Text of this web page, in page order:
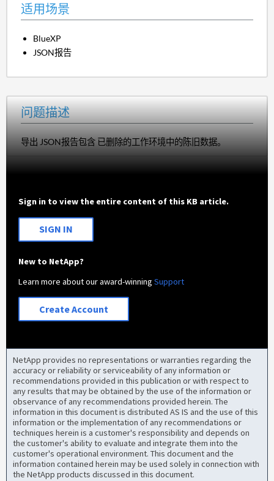
适用场景
BlueXP
JSON报告
问题描述
导出 JSON报告包含 已删除的工作环境中的陈旧数据。
Sign in to view the entire content of this KB article.
SIGN IN
New to NetApp?
Learn more about our award-winningSupport
Create Account
NetApp provides no representations or warranties regarding the
accuracy or reliability or serviceability of any information or
recommendations provided in this publication or with respect to
any results that may be obtained by the use of the information or
observance of any recommendations provided herein. The
information in this document is distributed AS IS and the use of this
information or the implementation of any recommendations or
techniques herein is a customer's responsibility and depends on
the customer's ability to evaluate and integrate them into the
customer's operational environment. This document and the
information contained herein may be used solely in connection with
the NetApp products discussed in this document.